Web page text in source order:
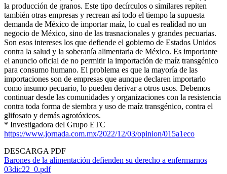
la producción de granos. Este tipo decírculos o similares repiten
también otras empresas y recrean así todo el tiempo la supuesta
demanda de México de importar maíz, lo cual es realidad no un
negocio de México, sino de las trasnacionales y grandes pecuarias.
Son esos intereses los que defiende el gobierno de Estados Unidos
contra la salud y la soberanía alimentaria de México. Es importante
el anuncio oficial de no permitir la importación de maíz transgénico
para consumo humano. El problema es que la mayoría de las
importaciones son de empresas que aunque declaren importarlo
como insumo pecuario, lo pueden derivar a otros usos. Debemos
continuar desde las comunidades y organizaciones con la resistencia
contra toda forma de siembra y uso de maíz transgénico, contra el
glifosato y demás agrotóxicos.
* Investigadora del Grupo ETC
https://www.jornada.com.mx/2022/12/03/opinion/015a1eco
DESCARGA PDF
Barones de la alimentación defienden su derecho a enfermarnos
03dic22_0.pdf